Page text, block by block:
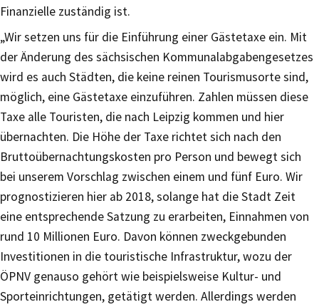
Finanzielle zuständig ist.
„Wir setzen uns für die Einführung einer Gästetaxe ein. Mit
der Änderung des sächsischen Kommunalabgabengesetzes
wird es auch Städten, die keine reinen Tourismusorte sind,
möglich, eine Gästetaxe einzuführen. Zahlen müssen diese
Taxe alle Touristen, die nach Leipzig kommen und hier
übernachten. Die Höhe der Taxe richtet sich nach den
Bruttoübernachtungskosten pro Person und bewegt sich
bei unserem Vorschlag zwischen einem und fünf Euro. Wir
prognostizieren hier ab 2018, solange hat die Stadt Zeit
eine entsprechende Satzung zu erarbeiten, Einnahmen von
rund 10 Millionen Euro. Davon können zweckgebunden
Investitionen in die touristische Infrastruktur, wozu der
ÖPNV genauso gehört wie beispielsweise Kultur- und
Sporteinrichtungen, getätigt werden. Allerdings werden